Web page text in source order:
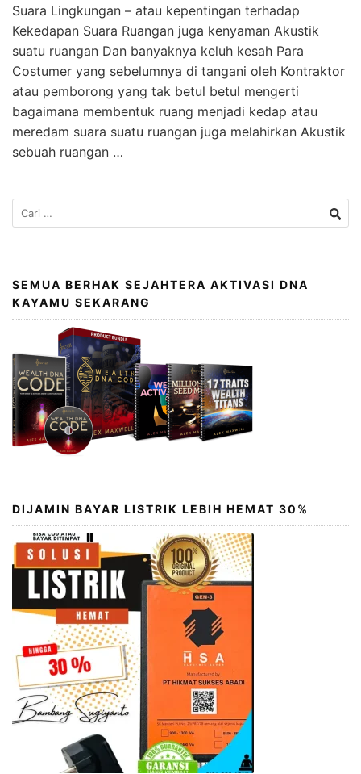
Suara Lingkungan – atau kepentingan terhadap
Kekedapan Suara Ruangan juga kenyaman Akustik
suatu ruangan Dan banyaknya keluh kesah Para
Costumer yang sebelumnya di tangani oleh Kontraktor
atau pemborong yang tak betul betul mengerti
bagaimana membentuk ruang menjadi kedap atau
meredam suara suatu ruangan juga melahirkan Akustik
sebuah ruangan …
SEMUA BERHAK SEJAHTERA AKTIVASI DNA
KAYAMU SEKARANG
DIJAMIN BAYAR LISTRIK LEBIH HEMAT 30%